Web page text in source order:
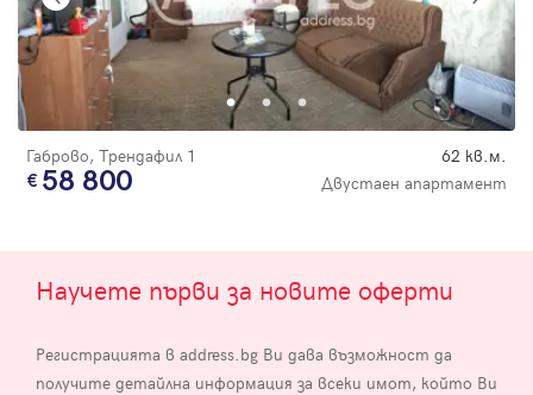
Габрово, Трендафил 1 62 кв.м.
58 800 Двустаен апартамент
Научете първи за новите оферти
Регистрацията в address.bg Ви дава възможност да
получите детайлна информация за всеки имот, който Ви